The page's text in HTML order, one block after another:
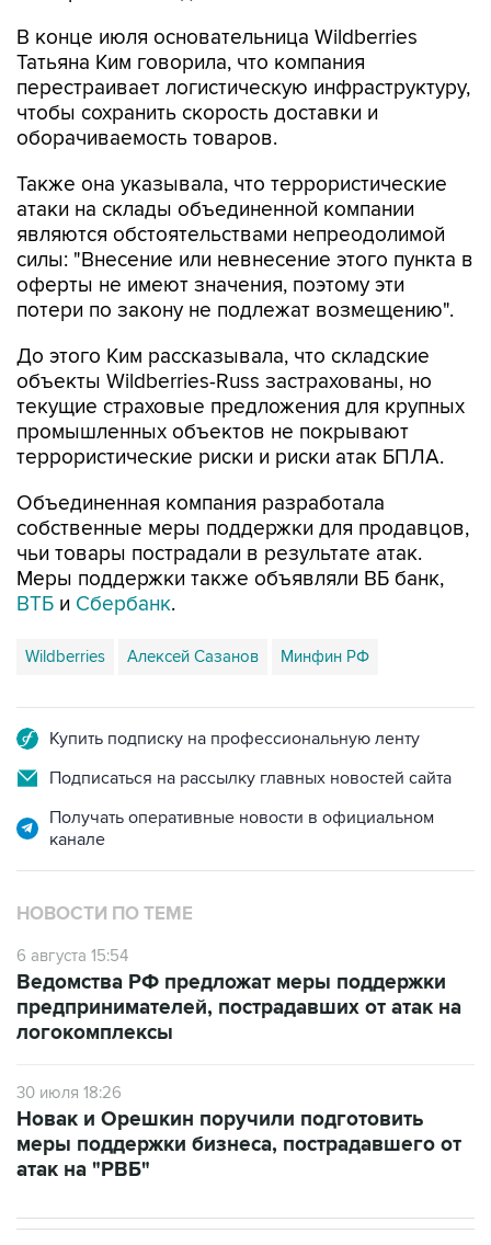
В конце июля основательница Wildberries
Татьяна Ким говорила, что компания
перестраивает логистическую инфраструктуру,
чтобы сохранить скорость доставки и
оборачиваемость товаров.
Также она указывала, что террористические
атаки на склады объединенной компании
являются обстоятельствами непреодолимой
силы: "Внесение или невнесение этого пункта в
оферты не имеют значения, поэтому эти
потери по закону не подлежат возмещению".
До этого Ким рассказывала, что складские
объекты Wildberries-Russ застрахованы, но
текущие страховые предложения для крупных
промышленных объектов не покрывают
террористические риски и риски атак БПЛА.
Объединенная компания разработала
собственные меры поддержки для продавцов,
чьи товары пострадали в результате атак.
Меры поддержки также объявляли ВБ банк,
ВТБ и Сбербанк.
Wildberries Алексей Сазанов Минфин РФ
Купить подписку на профессиональную ленту
Подписаться на рассылку главных новостей сайта
Получать оперативные новости в официальном
канале
НОВОСТИ ПО ТЕМЕ
6 августа 15:54
Ведомства РФ предложат меры поддержки
предпринимателей, пострадавших от атак на
логокомплексы
30 июля 18:26
Новак и Орешкин поручили подготовить
меры поддержки бизнеса, пострадавшего от
атак на "РВБ"